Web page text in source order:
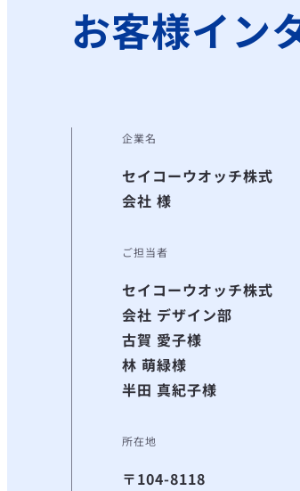
お客様イン
企業名
セイコーウオッチ株式
会社 様
ご担当者
セイコーウオッチ株式
会社 デザイン部
古賀 愛子様
林 萌緑様
半田 真紀子様
所在地
〒104-8118